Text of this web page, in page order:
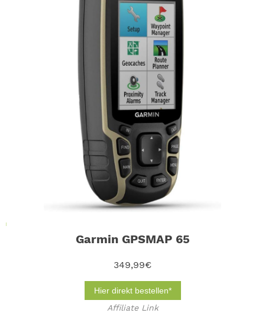
Garmin GPSMAP 65
349,99€
Hier direkt bestellen*
Affiliate Link